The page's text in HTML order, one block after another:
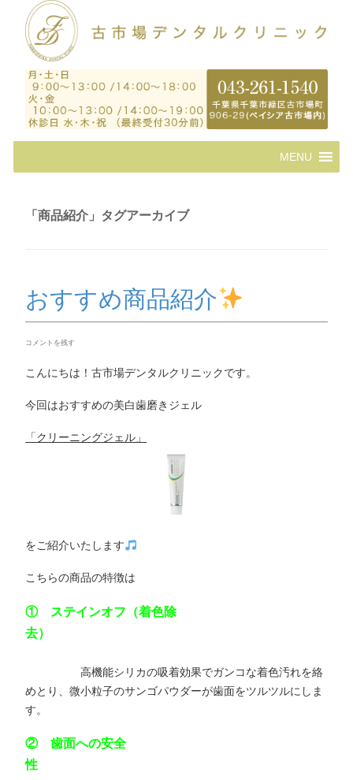
ツ
プ
MENU
「商品紹介 」タグアーカイブ
おすすめ商品紹介
コメントを残す
こんにちは！古市場デンタルクリニックです。
今回はおすすめの美白歯磨きジェル
「クリーニングジェル」
をご紹介いたします
こちらの商品の特徴は
① ステインオフ（着色除
去）
高機能シリカの吸着効果でガンコな着色汚れを絡
めとり、微小粒子のサンゴパウダーが歯面をツルツルにしま
す。
② 歯面への安全
性